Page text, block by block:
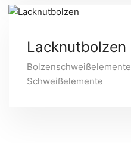
Lacknutbolzen
Bolzenschweißelemente
Schweißelemente